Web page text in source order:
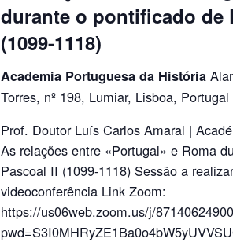
durante o pontificado de
(1099-1118)
Academia Portuguesa da História
Torres, nº 198, Lumiar, Lisboa, Portugal
Prof. Doutor Luís Carlos Amaral |
As relações entre «Portugal» e Roma
Pascoal II (1099-1118) Sessão a
videoconferência Link Zoom:
https://us06web.zoom.us/j/